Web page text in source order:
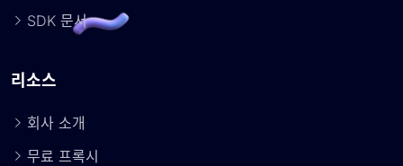
SDK 문서
리소스
회사 소개
무료 프록시